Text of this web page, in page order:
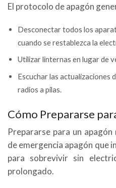
El protocolo de apagón
Desconectar todos los
cuando se restablezca la
Utilizar linternas en lugar de
Escuchar las actualizaciones
radios a pilas.
Cómo Prepararse
Prepararse para un
de emergencia apagón que
para sobrevivir sin
prolongado.